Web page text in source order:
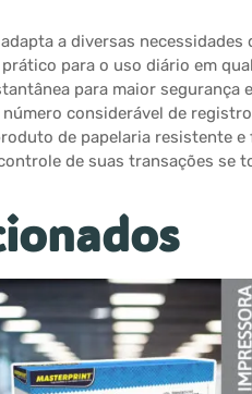
a diversas necessidades
para o uso diário em
para maior segurança
considerável de
de papelaria resistente
de suas transações se